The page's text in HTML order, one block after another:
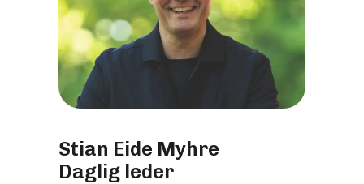
Stian Eide Myhre
Daglig leder